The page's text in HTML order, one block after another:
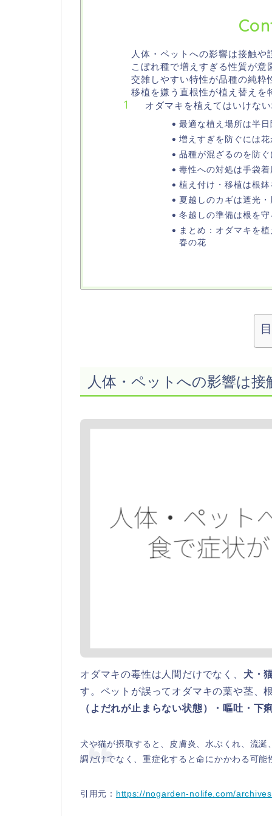
人体・ペットへの影響は接触
こぼれ種で増えすぎる性質が
交雑しやすい特性が品種の純粋
移植を嫌う直根性が植え替えを
オダマキを植えてはいけな
最適な植え場所は半
増えすぎを防ぐには
品種が混ざるのを防
毒性への対処は手袋
植え付け・移植は根
夏越しのカギは遮光
冬越しの準備は根を
まとめ：オダマキを
春の花
人体・ペットへの影響は
オダマキの毒性は人間だけでなく、 犬・
す。ペットが誤ってオダマキの葉や茎、
（よだれが止まらない状態）・嘔吐・下
犬や猫が摂取すると、皮膚炎、水ぶくれ、流
調だけでなく、重症化すると命にかかわる可
引用元： https://nogarden-nolife.com/